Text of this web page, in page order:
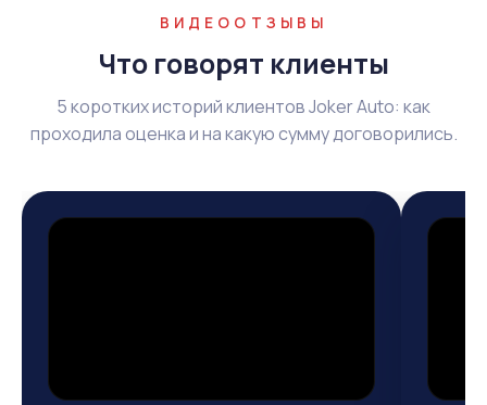
ВИДЕООТЗЫВЫ
Что говорят клиенты
5 коротких историй клиентов Joker Auto: как
проходила оценка и на какую сумму договорились.